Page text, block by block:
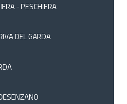
- PESCHIERA
DEL GARDA